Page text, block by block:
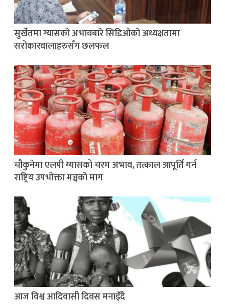
सुर्खेतमा ग्यासको अभावबारे सिडिओको अध्यक्षतामा
सरोकारवालाहरुसँग छलफल
चौकुनेमा एलपी ग्यासको चरम अभाव, तत्काल आपूर्ति गर्न
राष्ट्रिय उपभोक्ता मञ्चको माग
आज विश्व आदिवासी दिवस मनाइँदै